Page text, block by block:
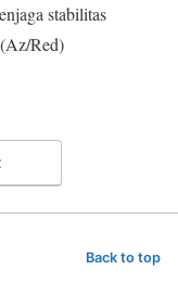
stabilitas
Red)
Back to top